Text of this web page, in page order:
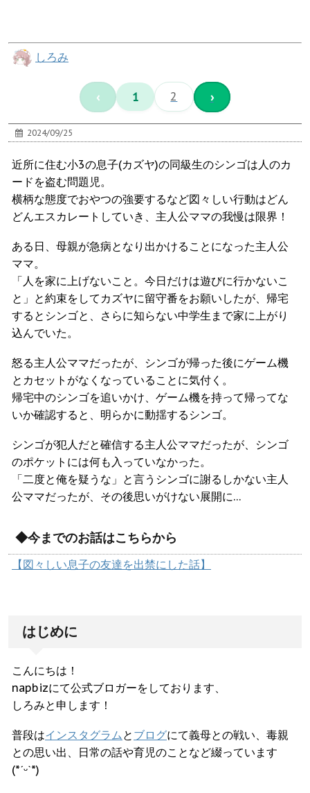
しろみ
‹ 1 2 ›
2024/09/25
近所に住む小3の息子(カズヤ)の同級生のシンゴは人のカ
ードを盗む問題児。
横柄な態度でおやつの強要するなど図々しい行動はどん
どんエスカレートしていき、主人公ママの我慢は限界！
ある日、母親が急病となり出かけることになった主人公
ママ。
「人を家に上げないこと。今日だけは遊びに行かないこ
と」と約束をしてカズヤに留守番をお願いしたが、帰宅
するとシンゴと、さらに知らない中学生まで家に上がり
込んでいた。
怒る主人公ママだったが、シンゴが帰った後にゲーム機
とカセットがなくなっていることに気付く。
帰宅中のシンゴを追いかけ、ゲーム機を持って帰ってな
いか確認すると、明らかに動揺するシンゴ。
シンゴが犯人だと確信する主人公ママだったが、シンゴ
のポケットには何も入っていなかった。
「二度と俺を疑うな」と言うシンゴに謝るしかない主人
公ママだったが、その後思いがけない展開に…
◆今までのお話はこちらから
【図々しい息子の友達を出禁にした話】
はじめに
こんにちは！
napbizにて公式ブロガーをしております、
しろみと申します！
普段はインスタグラム と ブログにて義母との戦い、毒親
との思い出、日常の話や育児のことなど綴っています
(*ˊᵕˋ*)